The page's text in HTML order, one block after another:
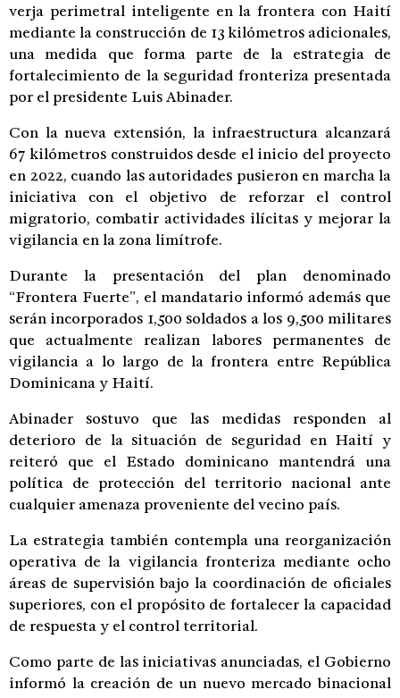
verja perimetral inteligente en la frontera con Haití
mediante la construcción de 13 kilómetros adicionales,
una medida que forma parte de la estrategia de
fortalecimiento de la seguridad fronteriza presentada
por el presidente Luis Abinader.
Con la nueva extensión, la infraestructura alcanzará
67 kilómetros construidos desde el inicio del proyecto
en 2022, cuando las autoridades pusieron en marcha la
iniciativa con el objetivo de reforzar el control
migratorio, combatir actividades ilícitas y mejorar la
vigilancia en la zona limítrofe.
Durante la presentación del plan denominado
“Frontera Fuerte”, el mandatario informó además que
serán incorporados 1,500 soldados a los 9,500 militares
que actualmente realizan labores permanentes de
vigilancia a lo largo de la frontera entre República
Dominicana y Haití.
Abinader sostuvo que las medidas responden al
deterioro de la situación de seguridad en Haití y
reiteró que el Estado dominicano mantendrá una
política de protección del territorio nacional ante
cualquier amenaza proveniente del vecino país.
La estrategia también contempla una reorganización
operativa de la vigilancia fronteriza mediante ocho
áreas de supervisión bajo la coordinación de oficiales
superiores, con el propósito de fortalecer la capacidad
de respuesta y el control territorial.
Como parte de las iniciativas anunciadas, el Gobierno
informó la creación de un nuevo mercado binacional